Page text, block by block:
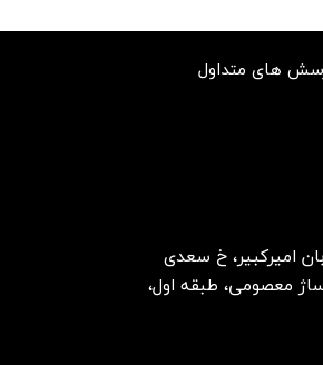
امیرکبیر، خ سعدی
معصومی، طبقه اول،
های متداول